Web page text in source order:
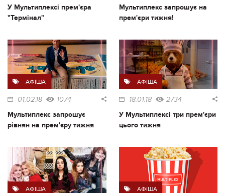
У Мультиплексі прем'єра
"Термінал"
Мультиплекс запрошує на
прем'єри тижня!
АФІША
01.02.18 1074
Мультиплекс запрошує
рівнян на прем'єру тижня
АФІША
18.01.18 2734
У Мультиплексі три прем'єри
цього тижня
АФІША АФІША